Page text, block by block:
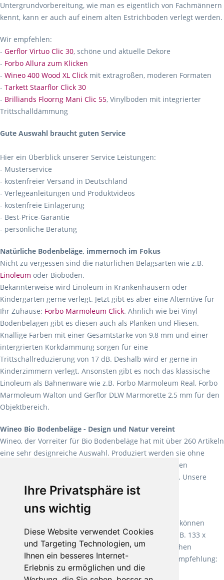
Ihre Privatsphäre ist
uns wichtig
Diese Website verwendet Cookies
und Targeting Technologien, um
Ihnen ein besseres Internet-
Erlebnis zu ermöglichen und die
Untergrundvorbereitung, wie man es eigentlich von Fachmännern
kennt, kann er auch auf einem alten Estrichboden verlegt werden.
Wir empfehlen:
- Gerflor Virtuo Clic 30, schöne und aktuelle Dekore
- Forbo Allura zum Klicken
- Wineo 400 Wood XL Click mit extragroßen, moderen Formaten
- Tarkett Staarflor Click 30
- Brilliands Floorng Mani Clic 55, Vinylboden mit integrierter
Trittschalldämmung
Gute Auswahl braucht guten Service
Hier ein Überblick unserer Service Leistungen:
- Musterservice
- kostenfreier Versand in Deutschland
- Verlegeanleitungen und Produktvideos
- kostenfreie Einlagerung
- Best-Price-Garantie
- persönliche Beratung
Natürliche Bodenbeläge, immernoch im Fokus
Nicht zu vergessen sind die natürlichen Belagsarten wie z.B.
Linoleum oder Bioböden.
Bekannterweise wird Linoleum in Krankenhäusern oder
Kindergärten gerne verlegt. Jetzt gibt es aber eine Alterntive für
Ihr Zuhause: Forbo Marmoleum Click. Ähnlich wie bei Vinyl
Bodenbelägen gibt es diesen auch als Planken und Fliesen.
Knallige Farben mit einer Gesamtstärke von 9,8 mm und einer
intergrierten Korkdämmung sorgen für eine
Trittschallreduzierung von 17 dB. Deshalb wird er gerne in
Kinderzimmern verlegt. Ansonsten gibt es noch das klassische
Linoleum als Bahnenware wie z.B. Forbo Marmoleum Real, Forbo
Marmoleum Walton und Gerflor DLW Marmorette 2,5 mm für den
Objektbereich.
Wineo Bio Bodenbeläge - Design und Natur vereint
Wineo, der Vorreiter für Bio Bodenbeläge hat mit über 260 Artikeln
eine sehr designreiche Auswahl. Produziert werden sie ohne
Weichmacher und Lösungsmittel. Mit allen verfügbaren
Verlegearten ist er für jegliche Bauvorhaben attraktiv. Unsere
Empfehlung:Wineo 1000 Multi Layer XXL.
Teppiche für ein angenehmes Laufgefühl
machen es schon lange vor. Sie können
Teppich in Ihrem gewünschten Sondermaß kaufen, z.B. 133 x
60cm. Vor allem in Schlafzimmern aufgrund der weichen
Oberfläche ein sehr beliebter Zusatzboden. Unsere Empfehlung:
Fletco Fluffy und Fletco Hermelin